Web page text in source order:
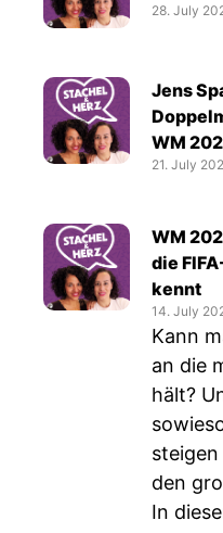
28. July
Jens
WM
21. July
WM
die
kennt
14. July
Kann
an die
hält?
den
In